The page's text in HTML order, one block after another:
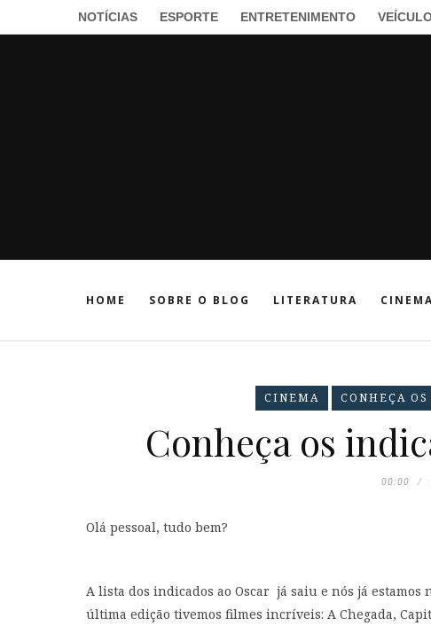
NOTÍCIAS ESPORTE ENTRETENIMENTO
HOME SOBRE O BLOG LITERATURA
CINEMA CONHEÇA
Conheça os
00:00
Olá pessoal, tudo bem?
A lista dos indicados ao Oscar já saiu e nós já
última edição tivemos filmes incríveis: A Chegada,